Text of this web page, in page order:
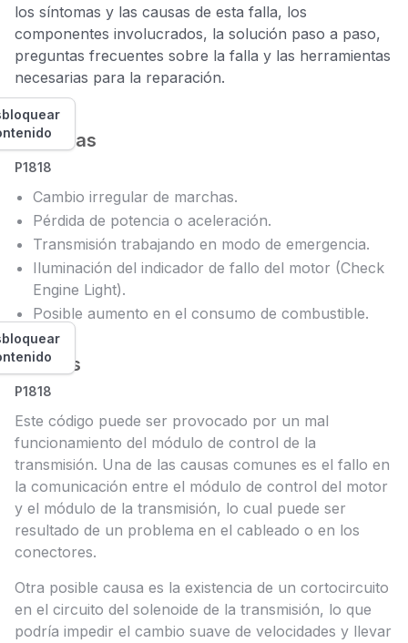
los síntomas y las causas de esta falla, los
componentes involucrados, la solución paso a paso,
preguntas frecuentes sobre la falla y las herramientas
necesarias para la reparación.
Síntomas
P1818
Cambio irregular de marchas.
Pérdida de potencia o aceleración.
Transmisión trabajando en modo de emergencia.
Iluminación del indicador de fallo del motor (Check
Engine Light).
Posible aumento en el consumo de combustible.
Causas
P1818
Este código puede ser provocado por un mal
funcionamiento del módulo de control de la
transmisión. Una de las causas comunes es el fallo en
la comunicación entre el módulo de control del motor
y el módulo de la transmisión, lo cual puede ser
resultado de un problema en el cableado o en los
conectores.
Otra posible causa es la existencia de un cortocircuito
en el circuito del solenoide de la transmisión, lo que
podría impedir el cambio suave de velocidades y llevar